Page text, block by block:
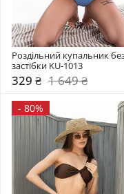
Роздільний купальник
застібки KU-1013
329 ₴ 1 649 ₴
- 80%